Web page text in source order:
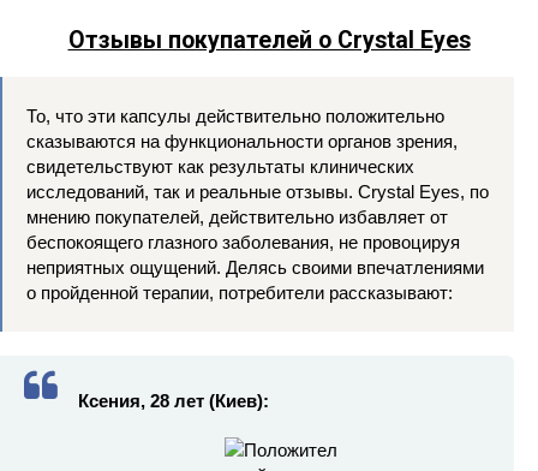
Отзывы покупателей о Crystal Eyes
То, что эти капсулы действительно положительно
сказываются на функциональности органов зрения,
свидетельствуют как результаты клинических
исследований, так и реальные отзывы. Crystal Eyes, по
мнению покупателей, действительно избавляет от
беспокоящего глазного заболевания, не провоцируя
неприятных ощущений. Делясь своими впечатлениями
о пройденной терапии, потребители рассказывают:
Ксения, 28 лет (Киев):